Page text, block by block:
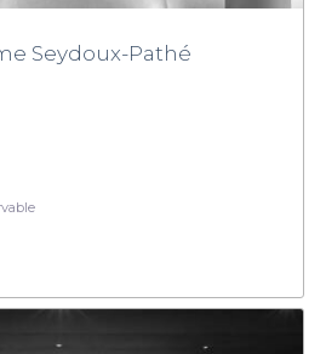
Seydoux-Pathé